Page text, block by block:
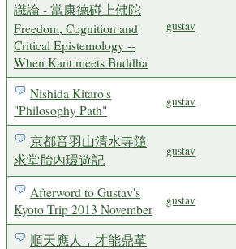
識論 - 當康德碰上佛陀
Freedom, Cognition and
Critical Epistemology --
When Kant meets Buddha
gustav
Nishida Kitaro's
"Philosophy Path"
gustav
京都音羽山清水寺隨
求堂胎內環遊記
gustav
Afterword to Gustav's
Kyoto Trip 2013 November
gustav
順天應人，才能鼎革